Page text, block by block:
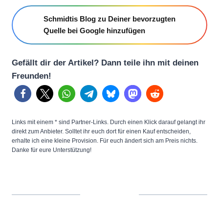
Schmidtis Blog zu Deiner bevorzugten
Quelle bei Google hinzufügen
Gefällt dir der Artikel? Dann teile ihn mit deinen
Freunden!
Links mit einem * sind Partner-Links. Durch einen Klick darauf gelangt ihr
direkt zum Anbieter. Solltet ihr euch dort für einen Kauf entscheiden,
erhalte ich eine kleine Provision. Für euch ändert sich am Preis nichts.
Danke für eure Unterstützung!